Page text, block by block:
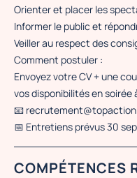
Orienter et placer les
Informer le public et
Veiller au respect des
Comment postuler :
Envoyez votre CV + une
vos disponibilités en soirée
📧
📅 Entretiens prévus 30
COMPÉTENCES